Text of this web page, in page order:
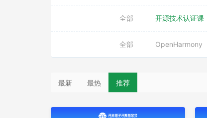
全部 开源技术认证课
全部 OpenHarmony
最新 最热 推荐